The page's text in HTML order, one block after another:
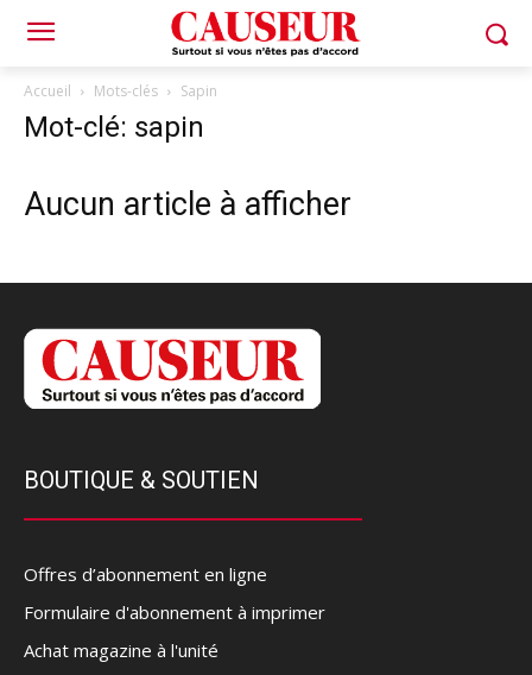
Accueil Mots-clés Sapin
Mot-clé: sapin
Aucun article à afficher
BOUTIQUE & SOUTIEN
Offres d’abonnement en ligne
Formulaire d'abonnement à imprimer
Achat magazine à l'unité